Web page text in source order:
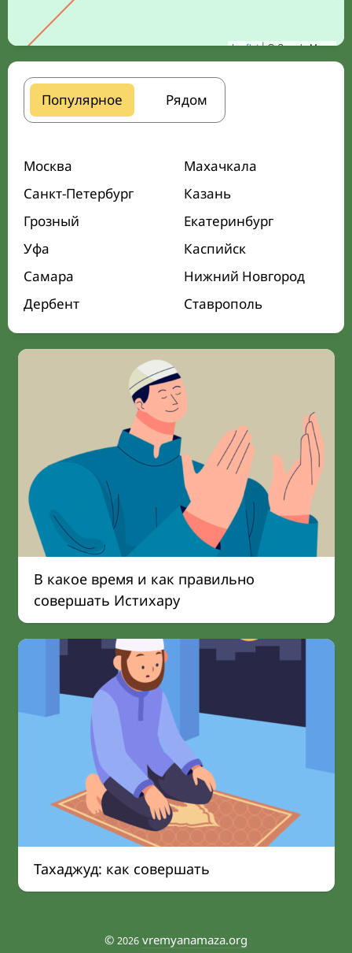
Leaflet| © Google Maps
Популярное Рядом
Москва
Махачкала
Санкт-Петербург
Казань
Грозный
Екатеринбург
Уфа
Каспийск
Самара
Нижний Новгород
Дербент
Ставрополь
В какое время и как правильно
совершать Истихару
Тахаджуд: как совершать
© 2026 vremyanamaza.org